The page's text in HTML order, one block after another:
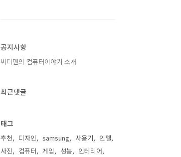
공지사항
씨디맨의 컴퓨터이야기 소개
최근댓글
태그
추천 디자인 samsung 사용기
인텔
사진
컴퓨터 게임 성능
인테리어